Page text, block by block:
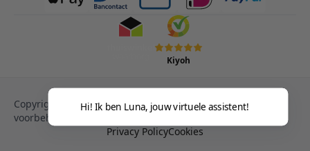
Kiyoh
Copyright © 2013-heden Magento. Alle rechten
voorbehouden.
Privacy PolicyCookies
Hi! Ik ben Luna, jouw virtuele assistent!